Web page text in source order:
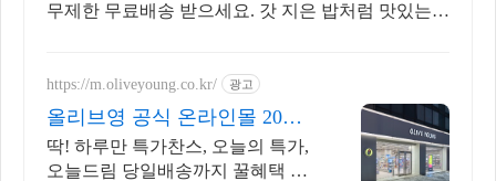
무제한 무료배송 받으세요. 갓 지은 밥처럼 맛있는
https://m.oliveyoung.co.kr/ 광고
올리브영 공식 온라인몰 20시
이전 주문은 오늘드림
딱! 하루만 특가찬스, 오늘의 특가,
오늘드림 당일배송까지 꿀혜택 놓